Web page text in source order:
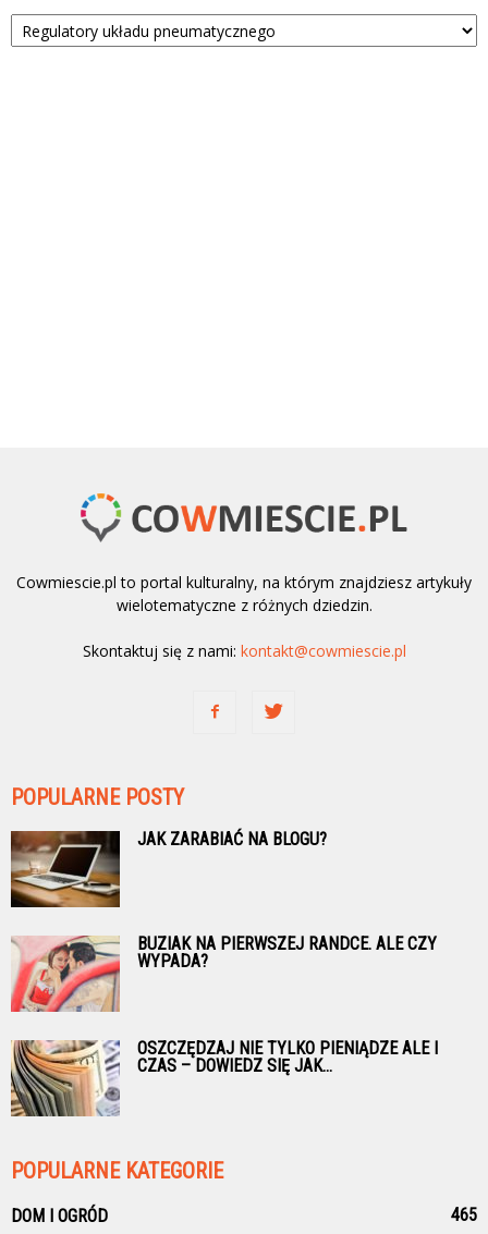
Kategorie
Cowmiescie.pl to portal kulturalny, na którym znajdziesz artykuły
wielotematyczne z różnych dziedzin.
Skontaktuj się z nami: kontakt@cowmiescie.pl
POPULARNE POSTY
JAK ZARABIAĆ NA BLOGU?
BUZIAK NA PIERWSZEJ RANDCE. ALE CZY
WYPADA?
OSZCZĘDZAJ NIE TYLKO PIENIĄDZE ALE I
CZAS – DOWIEDZ SIĘ JAK...
POPULARNE KATEGORIE
DOM I OGRÓD 465